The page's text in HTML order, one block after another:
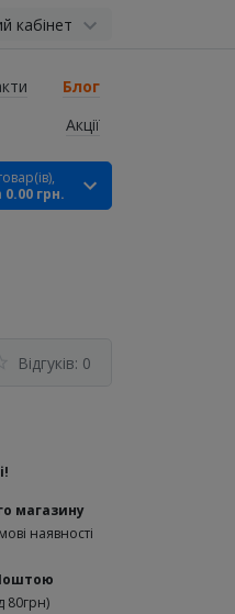
кабінет
Блог
Акції
0.00 грн.
Відгуків: 0
магазину
наявності
80грн)